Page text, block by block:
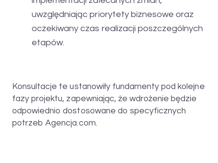
uwzględniając priorytety biznesowe oraz
oczekiwany czas realizacji poszczególnych
etapów.
Konsultacje te ustanowiły fundamenty pod kolejne
fazy projektu, zapewniając, że wdrożenie będzie
odpowiednio dostosowane do specyficznych
potrzeb Agencja.com.